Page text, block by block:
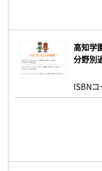
高知学
分野別
ISBN